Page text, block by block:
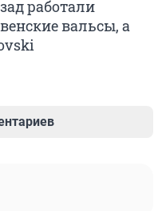
работали
вальсы, а